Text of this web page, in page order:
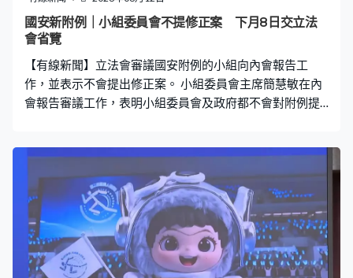
府將收取中標公司所建議的一筆作為財務評審準則的固定
金額，並將以私人協約及象徵式地價向中標公司批出用
透過更多土地優惠，吸引不只是他，其實他都要
國安新附例｜小組委員會不提修正案 下月8日交立法
會省覽
【有線新聞】立法會審議國安附例的小組向內會報告工
作，並表示不會提出修正案。 小組委員會主席簡慧敏在內
會報告審議工作，表明小組委員會及政府都不會對附例提
犯罪行為若認為涉及國家安全，案中罪行及交替控罪就可
視為危害國家安全罪行處理，如果本月底沒有人提出修
訂，就會在下月8日立法會會議省覽。